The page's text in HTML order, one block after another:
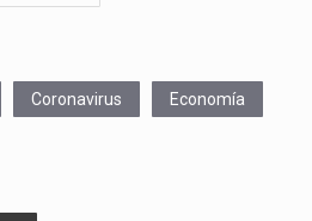
Coronavirus Economía